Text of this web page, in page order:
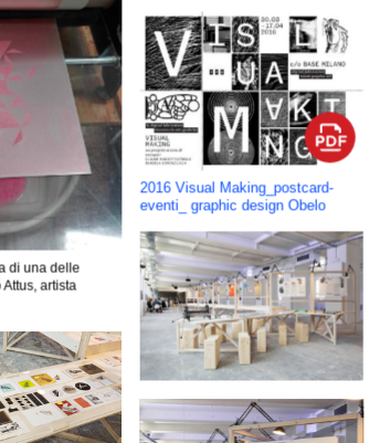
di una delle
artista
2016 Visual Making_postcard-
eventi_ graphic design Obelo